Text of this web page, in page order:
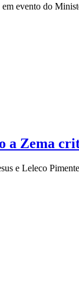
evento do
a Zema
e Leleco